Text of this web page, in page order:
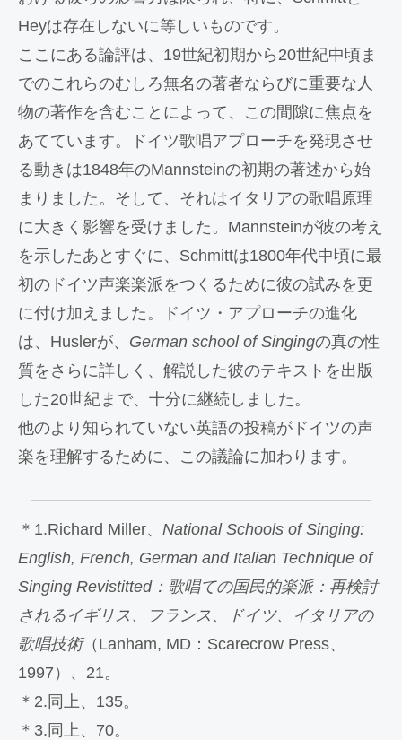
Heyは存在しないに等しいものです。
ここにある論評は、19世紀初期から20世紀中頃ま
でのこれらのむしろ無名の著者ならびに重要な人
物の著作を含むことによって、この間隙に焦点を
あてています。ドイツ歌唱アプローチを発現させ
る動きは1848年のMannsteinの初期の著述から始
まりました。そして、それはイタリアの歌唱原理
に大きく影響を受けました。Mannsteinが彼の考え
を示したあとすぐに、Schmittは1800年代中頃に最
初のドイツ声楽楽派をつくるために彼の試みを更
に付け加えました。ドイツ・アプローチの進化
は、Huslerが、 German school of Singingの真の性
質をさらに詳しく、解説した彼のテキストを出版
した20世紀まで、十分に継続しました。
他のより知られていない英語の投稿がドイツの声
楽を理解するために、この議論に加わります。
＊1.Richard Miller、 National Schools of Singing:
English, French, German and Italian Technique of
Singing Revistitted：歌唱ての国民的楽派：再検討
されるイギリス、フランス、ドイツ、イタリアの
歌唱技術（Lanham, MD：Scarecrow Press、
1997）、21。
＊2.同上、135。
＊3.同上、70。